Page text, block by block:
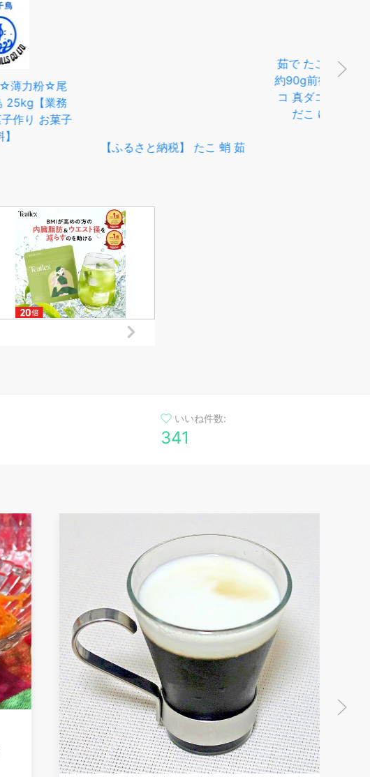
【ふるさと納税】 たこ 蛸 茹
でだこ 冷凍 600g 海鮮 魚介
類 酒 さけ つまみ おつまみ
タコパ たこ焼き 無添加 自家
製 人気 おすすめ 愛知県 南
し身 マリネ 和食 洋食 多幸
寿司ネタ
だこ ゆでだこ 真たこ
いいね件数:
341